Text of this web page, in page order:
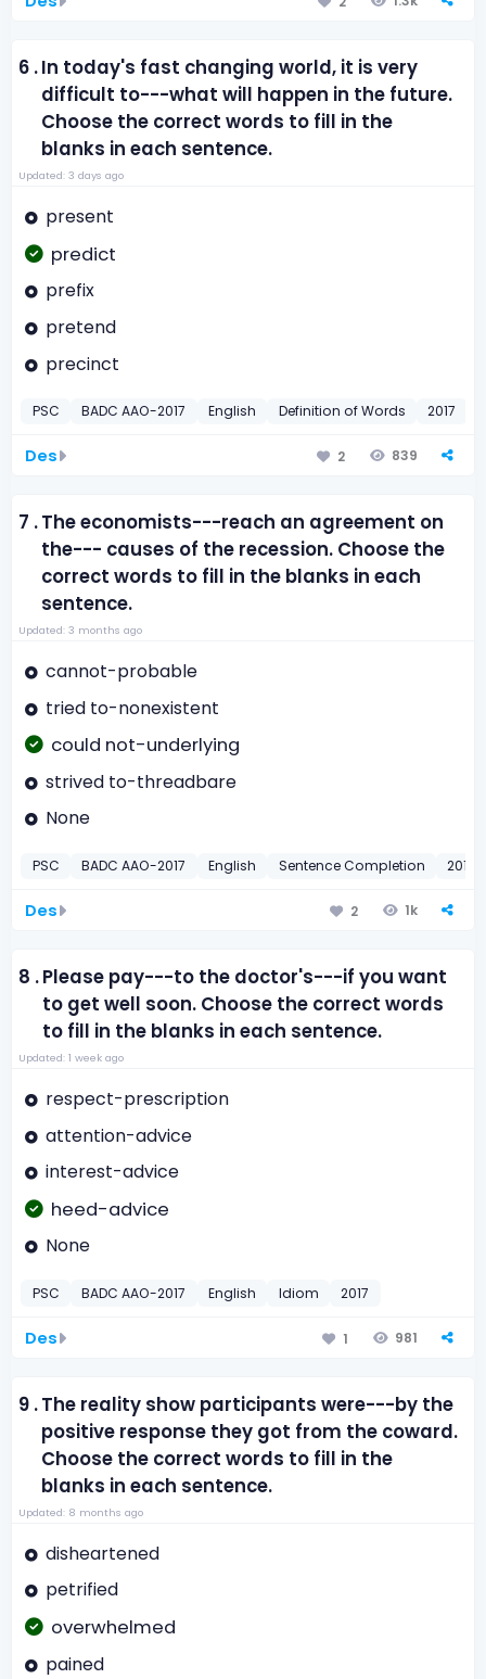
6 .In today's fast changing world, it is very
difficult to---what will happen in the future.
Choose the correct words to fill in the
blanks in each sentence.
Updated: 3 days ago
present
predict
prefix
pretend
precinct
PSC BADC AAO-2017 English Definition of Words 2017
Des 2 839
7 .The economists---reach an agreement on
the--- causes of the recession. Choose the
correct words to fill in the blanks in each
sentence.
Updated: 3 months ago
cannot-probable
tried to-nonexistent
could not-underlying
strived to-threadbare
None
PSC BADC AAO-2017 English Sentence Completion 2017
Des 2 1k
8 .Please pay---to the doctor's---if you want
to get well soon. Choose the correct words
to fill in the blanks in each sentence.
Updated: 1 week ago
respect-prescription
attention-advice
interest-advice
heed-advice
None
PSC BADC AAO-2017 English Idiom 2017
Des 1 981
9 .The reality show participants were---by the
positive response they got from the coward.
Choose the correct words to fill in the
blanks in each sentence.
Updated: 8 months ago
disheartened
petrified
overwhelmed
pained